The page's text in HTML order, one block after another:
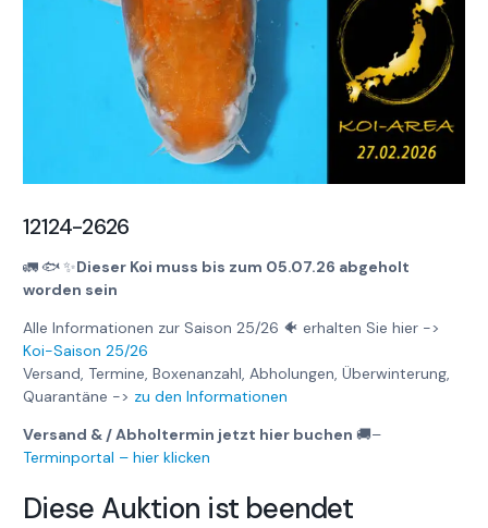
12124-2626
🚛🐟✨Dieser Koi muss bis zum 05.07.26 abgeholt
worden sein
Alle Informationen zur Saison 25/26 🐠 erhalten Sie hier ->
Koi-Saison 25/26
Versand, Termine, Boxenanzahl, Abholungen, Überwinterung,
Quarantäne -> zu den Informationen
Versand & / Abholtermin jetzt hier buchen 🚚–
Terminportal – hier klicken
Diese Auktion ist beendet